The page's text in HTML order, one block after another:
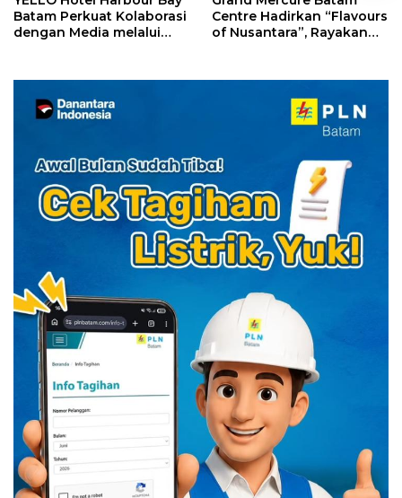
Batam Perkuat Kolaborasi
dengan Media melalui
Centre Hadirkan “Flavours
of Nusantara”, Rayakan